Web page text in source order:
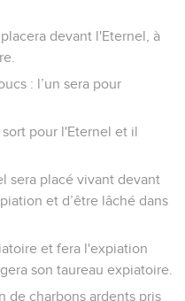
devant l'Eternel, à
: l’un sera pour
pour l'Eternel et il
sera placé vivant devant
et d’être lâché dans
et fera l'expiation
son taureau expiatoire.
de charbons ardents pris